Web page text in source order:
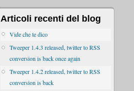
Articoli recenti del blog
Vide che te dico
Tweeper 1.4.3 released, twitter to RSS
conversion is back once again
Tweeper 1.4.2 released, twitter to RSS
conversion is back